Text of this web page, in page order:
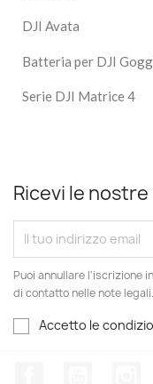
DJI Avata
Batteria per DJI
Serie DJI Matrice 4
Ricevi le
Puoi annullare l'iscrizione
di contatto nelle note legali.
Accetto le